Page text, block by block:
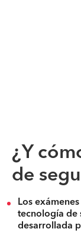
¿Y
de
Los exámenes
tecnología de
desarrollada